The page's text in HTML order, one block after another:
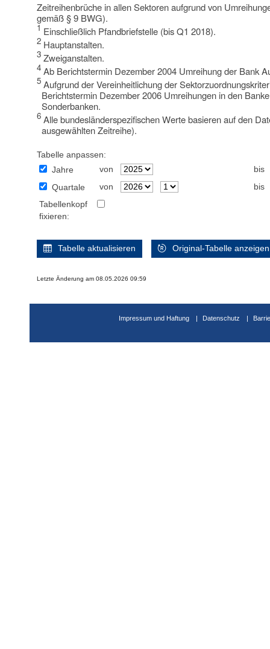
Zeitreihenbrüche in allen Sektoren aufgrund von
gemäß § 9 BWG).
1 Einschließlich Pfandbriefstelle (bis Q1 2018).
2 Hauptanstalten.
3 Zweiganstalten.
4 Ab Berichtstermin Dezember 2004 Umreihung der Bank
5 Aufgrund der Vereinheitlichung der
Berichtstermin Dezember 2006 Umreihungen in den
Sonderbanken.
6 Alle bundesländerspezifischen Werte basieren auf den
ausgewählten Zeitreihe).
Tabelle anpassen:
Jahre
von
bis
Quartale
von
bis
Tabellenkopf
fixieren:
Tabelle aktualisieren Original-Tabelle anzeigen
Letzte Änderung am 08.05.2026 09:59
Impressum und Haftung Datenschutz